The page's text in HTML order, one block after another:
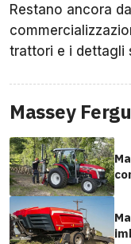
Restano ancora
trattori e i dettagli
Massey